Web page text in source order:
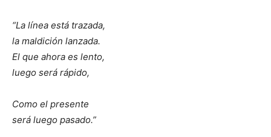
“La línea está trazada,
la maldición lanzada.
El que ahora es lento,
luego será rápido,
Como el presente
será luego pasado.”